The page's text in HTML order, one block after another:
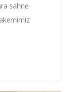
sahne